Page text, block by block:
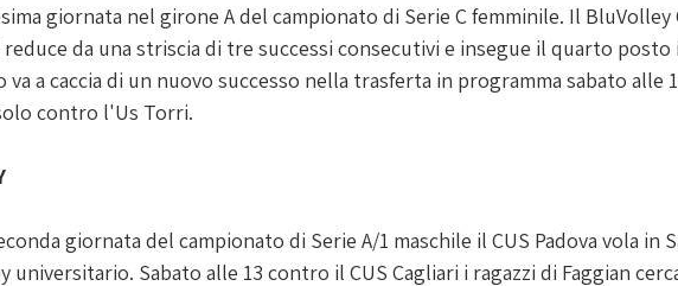
giornata nel girone A del campionato di Serie C femminile. Il BluVolley
da una striscia di tre successi consecutivi e insegue il quarto posto
va a caccia di un nuovo successo nella trasferta in programma sabato alle
contro l'Us Torri.
giornata del campionato di Serie A/1 maschile il CUS Padova vola in
universitario. Sabato alle 13 contro il CUS Cagliari i ragazzi di Faggian